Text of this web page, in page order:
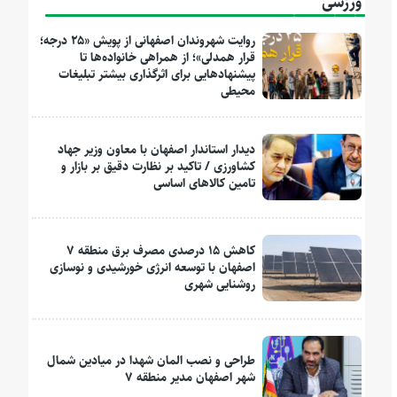
روایت شهروندان اصفهانی از پویش «۲۵ درجه؛
قرار همدلی»؛ از همراهی خانواده‌ها تا
پیشنهادهایی برای اثرگذاری بیشتر تبلیغات
محیطی
دیدار استاندار اصفهان با معاون وزیر جهاد
کشاورزی / تاکید بر نظارت دقیق بر بازار و
تامین کالاهای اساسی
کاهش ۱۵ درصدی مصرف برق منطقه ۷
اصفهان با توسعه انرژی خورشیدی و نوسازی
روشنایی شهری
طراحی و نصب المان شهدا در میادین شمال
شهر اصفهان مدیر منطقه ۷